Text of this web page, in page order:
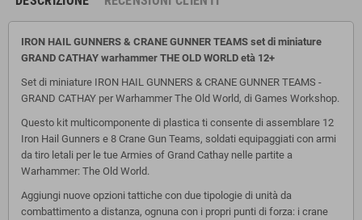
IRON HAIL GUNNERS & CRANE GUNNER TEAMS set di miniature
GRAND CATHAY warhammer THE OLD WORLD età 12+
Set di miniature IRON HAIL GUNNERS & CRANE GUNNER TEAMS -
GRAND CATHAY per Warhammer The Old World, di Games Workshop.
Questo kit multicomponente di plastica ti consente di assemblare 12
Iron Hail Gunners e 8 Crane Gun Teams, soldati equipaggiati con armi
da tiro letali per le tue Armies of Grand Cathay nelle partite a
Warhammer: The Old World.
Aggiungi nuove opzioni tattiche con due tipologie di unità da
combattimento a distanza, ognuna con i propri punti di forza: i crane